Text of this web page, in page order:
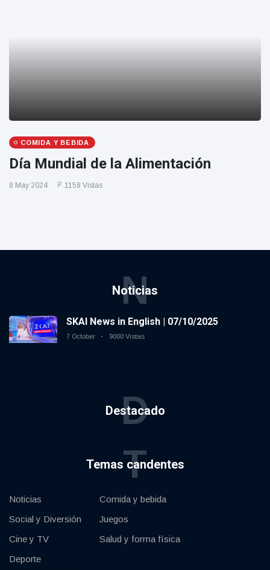
COMIDA Y BEBIDA
Día Mundial de la Alimentación
8 May 2024 1158 Vistas
Noticias
N
SKAI News in English | 07/10/2025
7 October 9000 Vistas
Destacado
D
Temas candentes
T
Noticias
Social y Diversión
Cine y TV
Deporte
Comida y bebida
Juegos
Salud y forma física